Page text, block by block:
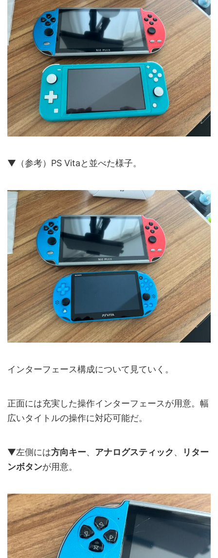
▼（参考）PS Vitaと並べた様子。
インターフェース構成について見ていく。
正面には充実した操作インターフェースが用意。幅
広いタイトルの操作に対応可能だ。
▼左側には方向キー、 アナログスティック、
リター
ンボタンが用意。